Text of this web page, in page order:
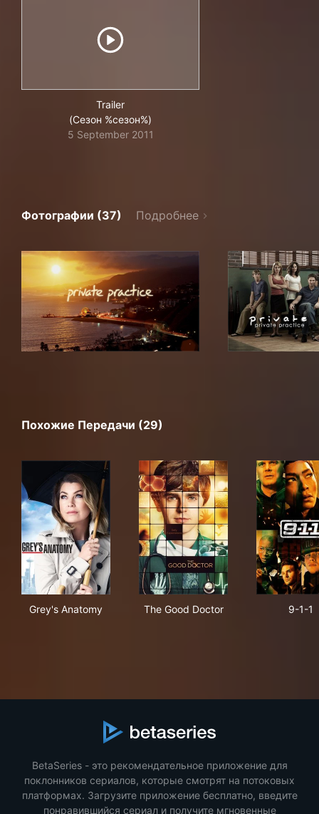
Trailer
(Сезон %сезон%)
5 September 2011
Фотографии (37) Подробнее
Похожие Передачи (29)
Grey's Anatomy The Good Doctor 9-1-1
BetaSeries - это рекомендательное приложение для
поклонников сериалов, которые смотрят на потоковых
платформах. Загрузите приложение бесплатно, введите
понравившийся сериал и получите мгновенные